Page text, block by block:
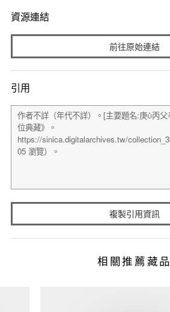
資源連結
前往原始連結
引用
複製引用資訊
相關推薦藏品